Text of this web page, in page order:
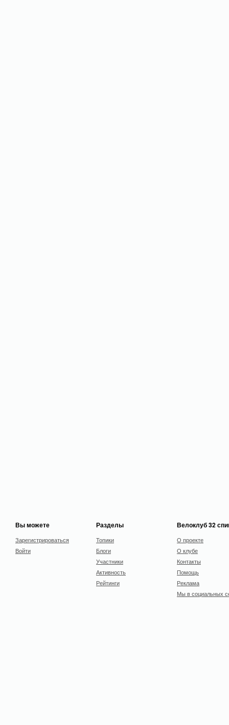
Вы можете
Зарегистрироваться
Войти
Разделы
Топики
Блоги
Участники
Активность
Рейтинги
Велоклуб 32
О проекте
О клубе
Контакты
Помощь
Реклама
Мы в социальных